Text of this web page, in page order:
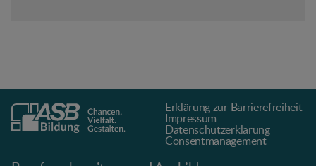
Erklärung zur Barrierefreiheit
Impressum
Datenschutz­erklärung
Consentmanagement